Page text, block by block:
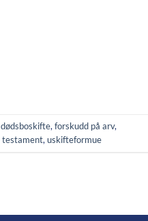
dødsboskifte, forskudd på arv,
testament, uskifteformue